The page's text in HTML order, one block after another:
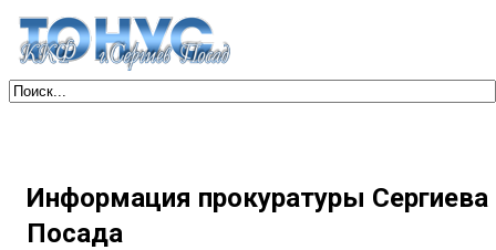
Информация прокуратуры Сергиева
Посада